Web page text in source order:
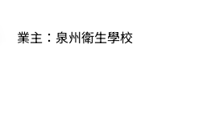
業主：泉州衛生學校